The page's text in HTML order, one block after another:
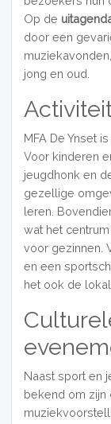
Op de
door een
jong en oud.
MFA De Ynset
Voor kinderen
jeugdhonk en
gezellige
leren.
wat het
voor gezinnen.
en een
het ook de
Naast sport en
bekend om zijn